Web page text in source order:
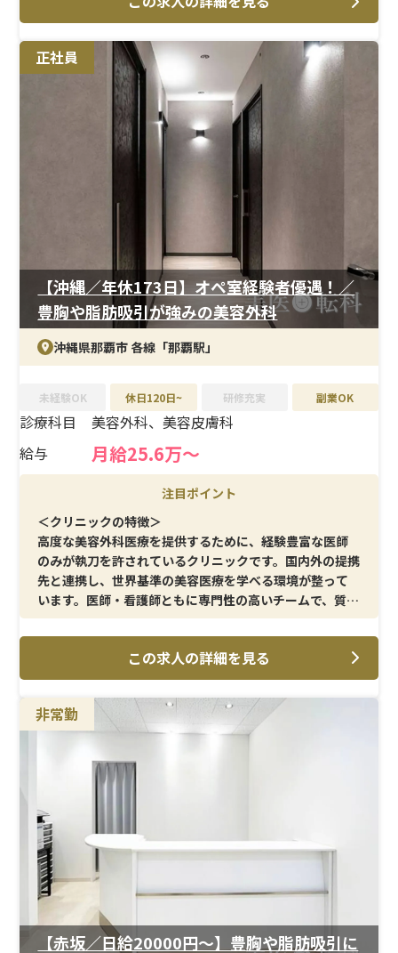
＜メイン施術＞
豊胸や脂肪吸引などの外科系施術を中心に、注入・点滴
などの美容皮膚科領域にも対応しています。オペ介助から
処置業務まで幅広く関われるため、美容外科ナースとし
て総合的なスキルを身につけたい方に適した環境です。
経験豊富な医師のもとで実践的に学べる体制が整ってお
す。「学び続ける姿勢」を重視する風土があり、意欲次第
で着実に成長できる環境です。オペ室経験を活かしたい方
＜待遇＞
月給32万円以上に加え、賞与や報奨金制度もあり、頑張
りがしっかり還元される給与体系です。
正社員
【沖縄／年休173日】オペ室経験者優遇！／
豊胸や脂肪吸引が強みの美容外科
沖縄県那覇市 各線「那覇駅」
未経験OK 休日120日~ 研修充実 副業OK
診療科目
美容外科、美容皮膚科
給与
月給25.6万〜
注目ポイント
＜クリニックの特徴＞
高度な美容外科医療を提供するために、経験豊富な医師
のみが執刀を許されているクリニックです。国内外の提携
先と連携し、世界基準の美容医療を学べる環境が整って
います。医師・看護師ともに専門性の高いチームで、質の
高い医療を提供できるのが大きな特徴です。
オペ介助を中心に、採血・点滴・注射などの各種施術を
担当。美容外科特有の手術介助を経験でき、看護師として
オペ室スキルを磨きながら、患者様対応や幅広い施術に
携わることができます。
月16日勤務で25.6万円以上と効率的な働き方が可能。昇
給・賞与のほか、各種祝い金や社員割引など福利厚生も
充実しています。残業も少なく、プライベートと両立しな
がら安定したキャリアを築ける環境です。
この求人の詳細を見る
非常勤
【赤坂／日給20000円〜】豊胸や脂肪吸引に